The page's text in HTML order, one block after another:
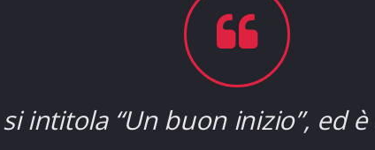
intitola “Un buon inizio”, ed